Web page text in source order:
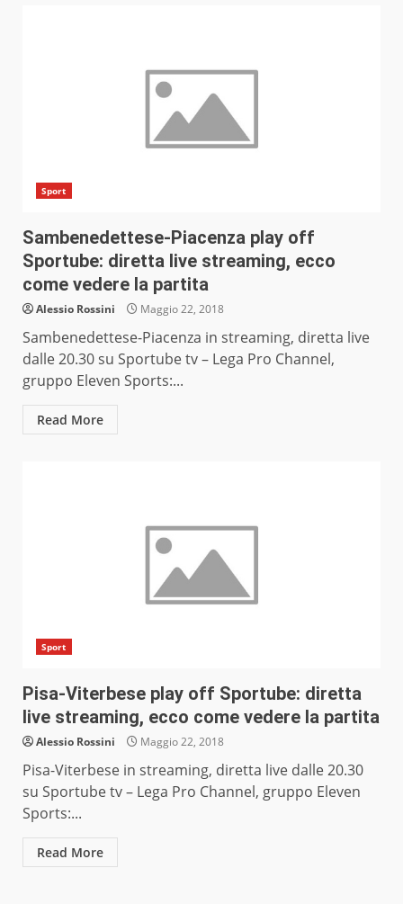
Sport
Sambenedettese-Piacenza play off
Sportube: diretta live streaming, ecco
come vedere la partita
Alessio Rossini Maggio 22, 2018
Sambenedettese-Piacenza in streaming, diretta live
dalle 20.30 su Sportube tv – Lega Pro Channel,
gruppo Eleven Sports:...
Read More
Sport
Pisa-Viterbese play off Sportube: diretta
live streaming, ecco come vedere la partita
Alessio Rossini Maggio 22, 2018
Pisa-Viterbese in streaming, diretta live dalle 20.30
su Sportube tv – Lega Pro Channel, gruppo Eleven
Sports:...
Read More